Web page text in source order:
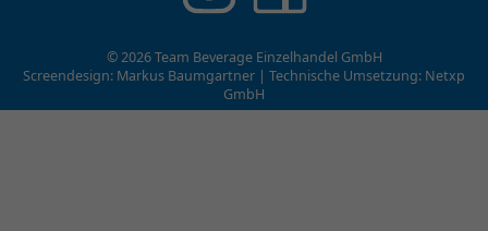
© 2026 Team Beverage Einzelhandel GmbH
Screendesign: Markus Baumgartner | Technische Umsetzung: Netxp
GmbH